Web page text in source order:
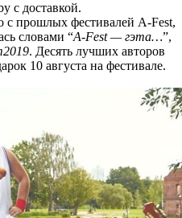
с доставкой.
прошлых фестивалей А-Fest,
словами “A-Fest — гэта…”,
. Десять лучших авторов
10 августа на фестивале.